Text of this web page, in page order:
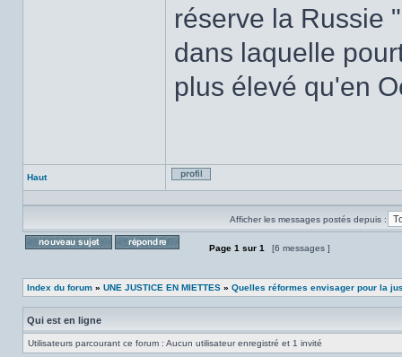
réserve la Russie
dans laquelle
plus élevé qu'en
Haut
Profil
Afficher les messages postés depuis :
Page 1 sur 1 [6 messages ]
Index du forum » UNE JUSTICE EN MIETTES » Quelles réformes envisager pour la
Qui est en ligne
Utilisateurs parcourant ce forum : Aucun utilisateur enregistré et 1 invité